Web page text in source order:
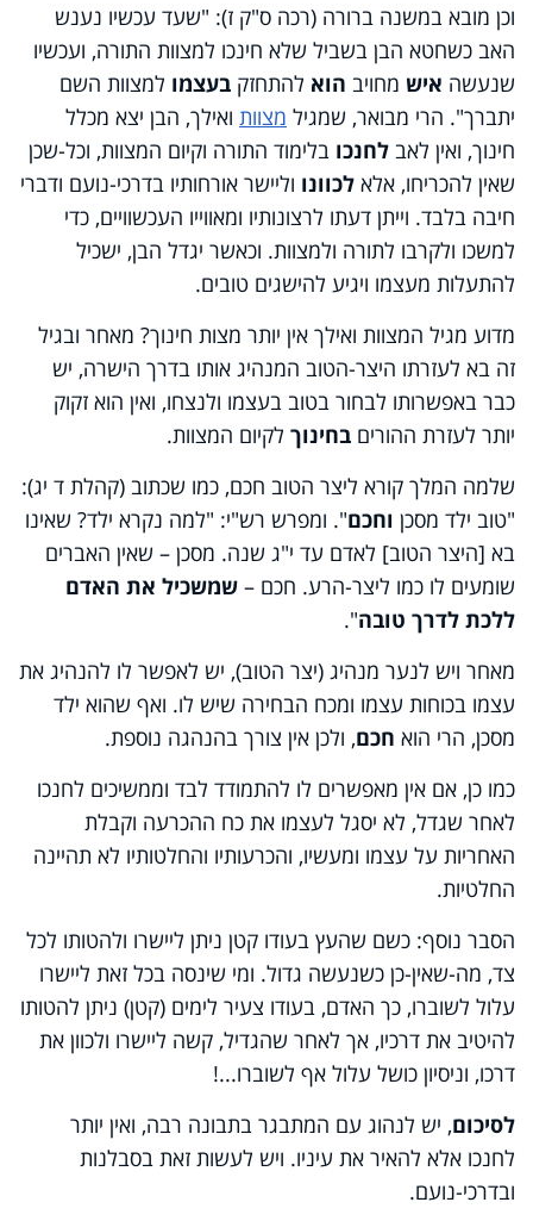
וכן מובא במשנה ברורה (רכה ס"ק ז): "שעד עכשיו נענש
האב כשחטא הבן בשביל שלא חינכו למצוות התורה, ועכשיו
שנעשה איש מחויב הוא להתחזק בעצמו למצוות השם
יתברך". הרי מבואר, שמגיל מצוות ואילך, הבן יצא מכלל
חינוך, ואין לאב לחנכו בלימוד התורה וקיום המצוות, וכל-שכן
שאין להכריחו, אלא לכוונו וליישר אורחותיו בדרכי-נועם ודברי
חיבה בלבד. וייתן דעתו לרצונותיו ומאווייו העכשוויים, כדי
למשכו ולקרבו לתורה ולמצוות. וכאשר יגדל הבן, ישכיל
להתעלות מעצמו ויגיע להישגים טובים.
מדוע מגיל המצוות ואילך אין יותר מצות חינוך? מאחר ובגיל
זה בא לעזרתו היצר-הטוב המנהיג אותו בדרך הישרה, יש
כבר באפשרותו לבחור בטוב בעצמו ולנצחו, ואין הוא זקוק
יותר לעזרת ההורים בחינוך לקיום המצוות.
שלמה המלך קורא ליצר הטוב חכם, כמו שכתוב (קהלת ד יג):
"טוב ילד מסכן וחכם". ומפרש רש"י: "למה נקרא ילד? שאינו
בא [היצר הטוב] לאדם עד י"ג שנה. מסכן – שאין האברים
שומעים לו כמו ליצר-הרע. חכם – שמשכיל את האדם
ללכת לדרך טובה".
מאחר ויש לנער מנהיג (יצר הטוב), יש לאפשר לו להנהיג את
עצמו בכוחות עצמו ומכח הבחירה שיש לו. ואף שהוא ילד
מסכן, הרי הוא חכם, ולכן אין צורך בהנהגה נוספת.
כמו כן, אם אין מאפשרים לו להתמודד לבד וממשיכים לחנכו
לאחר שגדל, לא יסגל לעצמו את כח ההכרעה וקבלת
האחריות על עצמו ומעשיו, והכרעותיו והחלטותיו לא תהיינה
החלטיות.
הסבר נוסף: כשם שהעץ בעודו קטן ניתן ליישרו ולהטותו לכל
צד, מה-שאין-כן כשנעשה גדול. ומי שינסה בכל זאת ליישרו
עלול לשוברו, כך האדם, בעודו צעיר לימים (קטן) ניתן להטותו
להיטיב את דרכיו, אך לאחר שהגדיל, קשה ליישרו ולכוון את
דרכו, וניסיון כושל עלול אף לשוברו...!
לסיכום, יש לנהוג עם המתבגר בתבונה רבה, ואין יותר
לחנכו אלא להאיר את עיניו. ויש לעשות זאת בסבלנות
ובדרכי-נועם.